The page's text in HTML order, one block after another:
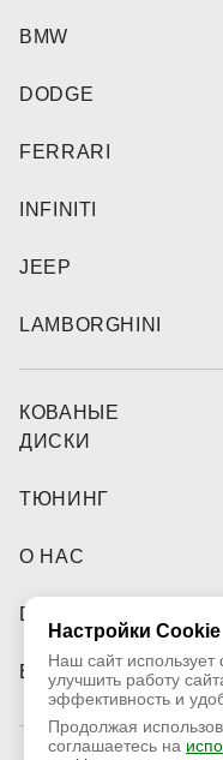
BMW
DODGE
FERRARI
INFINITI
JEEP
LAMBORGHINI
КОВАНЫЕ
ДИСКИ
ТЮНИНГ
О НАС
DEALERS
ВИДЕО
Настройки Cookie
Наш сайт
улучшить работу
эффективность и
Продолжая
соглашаетесь на